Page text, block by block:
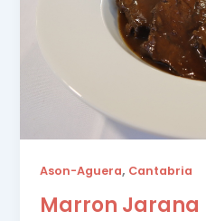
Ason-Aguera, Cantabria
Marron Jarana